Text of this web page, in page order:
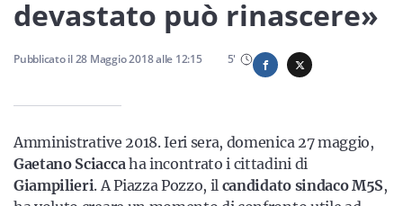
Servizi
Resta sempre aggiornato con le ultime news, iscriviti alla
devastato può rinascere»
Pubblicato il28 Maggio 2018alle 12:15 5'
Amministrative 2018. Ieri sera, domenica 27 maggio,
Gaetano Sciaccaha incontrato i cittadini di
Giampilieri. A Piazza Pozzo, il candidato sindaco M5S,